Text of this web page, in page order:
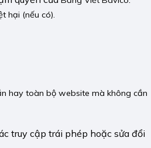
hại (nếu có).
hay toàn bộ website mà không cần
truy cập trái phép hoặc sửa đổi